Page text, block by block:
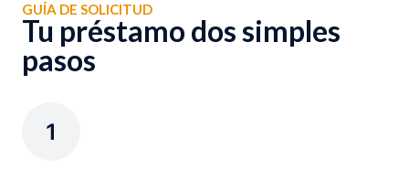
GUÍA DE SOLICITUD
Tu préstamo dos simples
pasos